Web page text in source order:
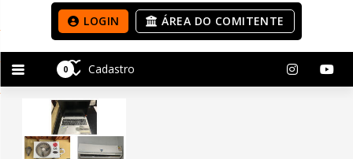
0 Cadastro
LOGIN ÁREA DO COMITENTE